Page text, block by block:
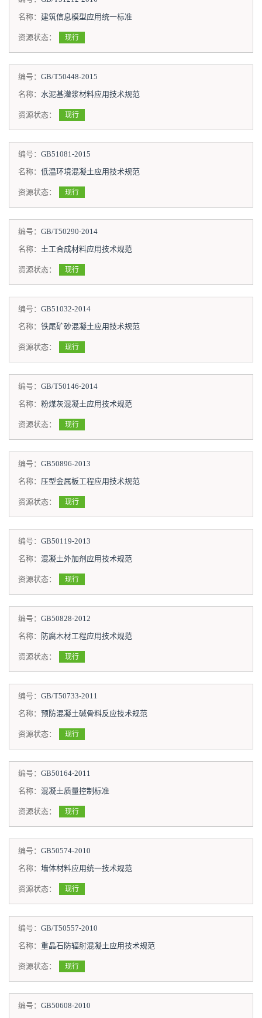
名称： 建筑信息模型应用统一标准
资源状态： 现行
编号： GB/T50448-2015
名称： 水泥基灌浆材料应用技术规范
资源状态： 现行
编号： GB51081-2015
名称： 低温环境混凝土应用技术规范
资源状态： 现行
编号： GB/T50290-2014
名称： 土工合成材料应用技术规范
资源状态： 现行
编号： GB51032-2014
名称： 铁尾矿砂混凝土应用技术规范
资源状态： 现行
编号： GB/T50146-2014
名称： 粉煤灰混凝土应用技术规范
资源状态： 现行
编号： GB50896-2013
名称： 压型金属板工程应用技术规范
资源状态： 现行
编号： GB50119-2013
名称： 混凝土外加剂应用技术规范
资源状态： 现行
编号： GB50828-2012
名称：
防腐木材工程应用技术规范
资源状态： 现行
编号： GB/T50733-2011
名称： 预防混凝土碱骨料反应技术规范
资源状态： 现行
编号： GB50164-2011
名称： 混凝土质量控制标准
资源状态： 现行
编号： GB50574-2010
名称： 墙体材料应用统一技术规范
资源状态： 现行
编号： GB/T50557-2010
名称： 重晶石防辐射混凝土应用技术规范
资源状态： 现行
编号： GB50608-2010